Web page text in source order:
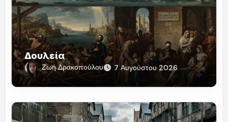
Δουλεία
Ζωή Δρακοπούλου 7 Αυγούστου 2026